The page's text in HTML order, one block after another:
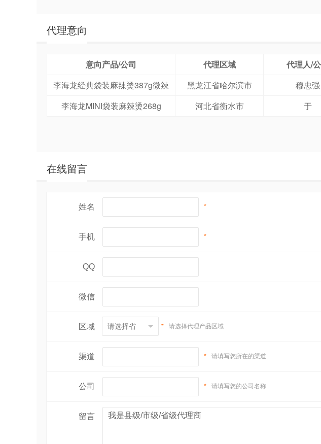
代理意向
意向产品/公司 代理区域 代理人/
李海龙经典袋装麻辣烫387g微辣
黑龙江省哈尔滨市 穆忠强
李海龙MINI袋装麻辣烫268g
河北省衡水市 于
在线留言
姓名 *
手机 *
QQ
微信
区域 * 请选择代理产品区域
渠道 * 请填写您所在的渠道
公司 * 请填写您的公司名称
留言